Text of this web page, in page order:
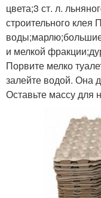
цвета;3 ст. л.
строительного клея
и мелкой
Порвите мелко
залейте водой. Она
Оставьте массу для